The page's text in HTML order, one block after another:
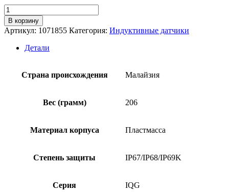
Количество
товара
Индуктивный
датчик
SICK
В корзину
Артикул: 1071855 Категория: Индуктивные датчики
Детали
Страна происхождения Малайзия
Вес (грамм) 206
Материал корпуса Пластмасса
Степень защиты IP67/IP68/IP69K
Серия IQG